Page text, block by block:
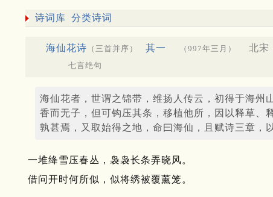
诗词库 分类诗词
海仙花诗 （三首并序） 其一 （997年三月） 北宋
七言绝句
海仙花者，世谓之锦带，维扬人传云，初得于海州
香而无子，但可钩压其条，移植他所，因以释草、
孰甚焉，又取始得之地，命曰海仙，且赋诗三章，
一堆绛雪压春丛，袅袅长条弄晓风。
借问开时何所似，似将绣被覆薰笼。